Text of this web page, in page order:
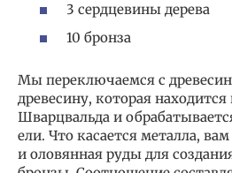
3 сердцевины дерева
10 бронза
Мы переключаемся с
древесину, которая
Шварцвальда и
ели. Что касается металла,
и оловянная руды для